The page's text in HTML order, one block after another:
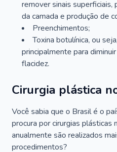
remover sinais superficiais,
da camada e produção de
Preenchimentos;
Toxina botulínica, ou
principalmente para
flacidez.
Cirurgia plástica
Você sabia que o Brasil é o
procura por cirurgias plásticas
anualmente são realizados
procedimentos?